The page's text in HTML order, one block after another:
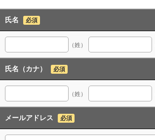
氏名 必須
（姓）
氏名（カナ） 必須
（姓）
メールアドレス 必須